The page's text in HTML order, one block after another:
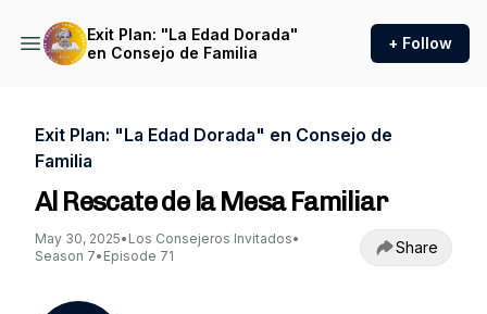
Exit Plan: "La Edad Dorada"
en Consejo de Familia
+ Follow
Exit Plan: "La Edad Dorada" en Consejo de
Familia
Al Rescate de la Mesa Familiar
May 30, 2025• Los Consejeros Invitados•
Season 7• Episode 71 Share